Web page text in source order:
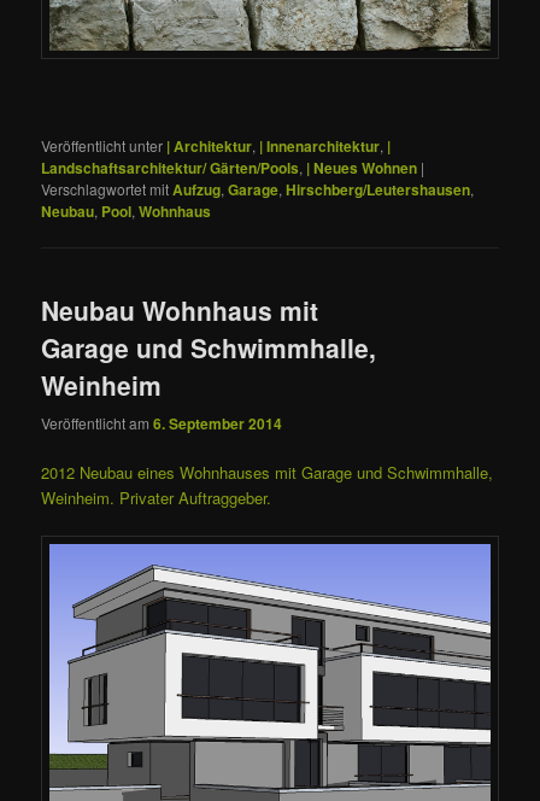
Veröffentlicht unter | Architektur, | Innenarchitektur, |
Landschaftsarchitektur/ Gärten/Pools, | Neues Wohnen |
Verschlagwortet mitAufzug,Garage,Hirschberg/Leutershausen,
Neubau, Pool,Wohnhaus
Neubau Wohnhaus mit
Garage und Schwimmhalle,
Weinheim
Veröffentlicht am6. September 2014
2012 Neubau eines Wohnhauses mit Garage und Schwimmhalle,
Weinheim. Privater Auftraggeber.